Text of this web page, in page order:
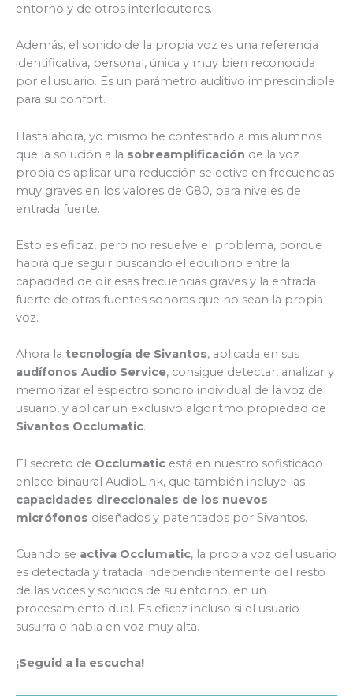
entorno y de otros interlocutores.
Además, el sonido de la propia voz es una referencia
identificativa, personal, única y muy bien reconocida
por el usuario. Es un parámetro auditivo imprescindible
para su confort.
Hasta ahora, yo mismo he contestado a mis alumnos
que la solución a la sobreamplificación de la voz
propia es aplicar una reducción selectiva en frecuencias
muy graves en los valores de G80, para niveles de
entrada fuerte.
Esto es eficaz, pero no resuelve el problema, porque
habrá que seguir buscando el equilibrio entre la
capacidad de oír esas frecuencias graves y la entrada
fuerte de otras fuentes sonoras que no sean la propia
voz.
Ahora la tecnología de Sivantos, aplicada en sus
audífonos Audio Service, consigue detectar, analizar y
memorizar el espectro sonoro individual de la voz del
usuario, y aplicar un exclusivo algoritmo propiedad de
Sivantos Occlumatic.
El secreto de Occlumatic está en nuestro sofisticado
enlace binaural AudioLink, que también incluye las
capacidades direccionales de los nuevos
micrófonos diseñados y patentados por Sivantos.
Cuando se activa Occlumatic, la propia voz del usuario
es detectada y tratada independientemente del resto
de las voces y sonidos de su entorno, en un
procesamiento dual. Es eficaz incluso si el usuario
susurra o habla en voz muy alta.
¡Seguid a la escucha!